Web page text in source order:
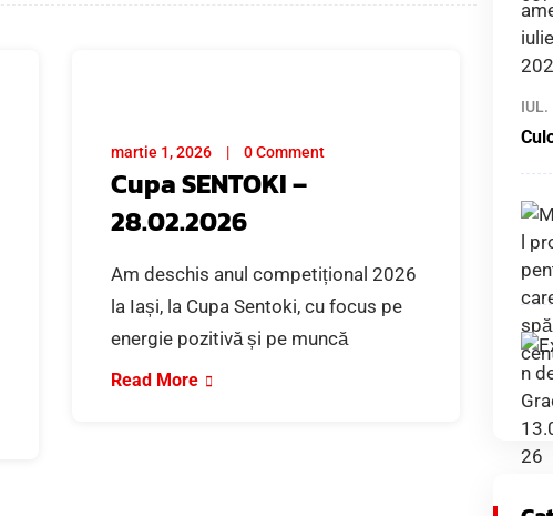
martie 1, 2026 0 Comment
Cupa SENTOKI –
28.02.2026
Am deschis anul competițional 2026
la Iași, la Cupa Sentoki, cu focus pe
energie pozitivă și pe muncă
Read More
IUL.